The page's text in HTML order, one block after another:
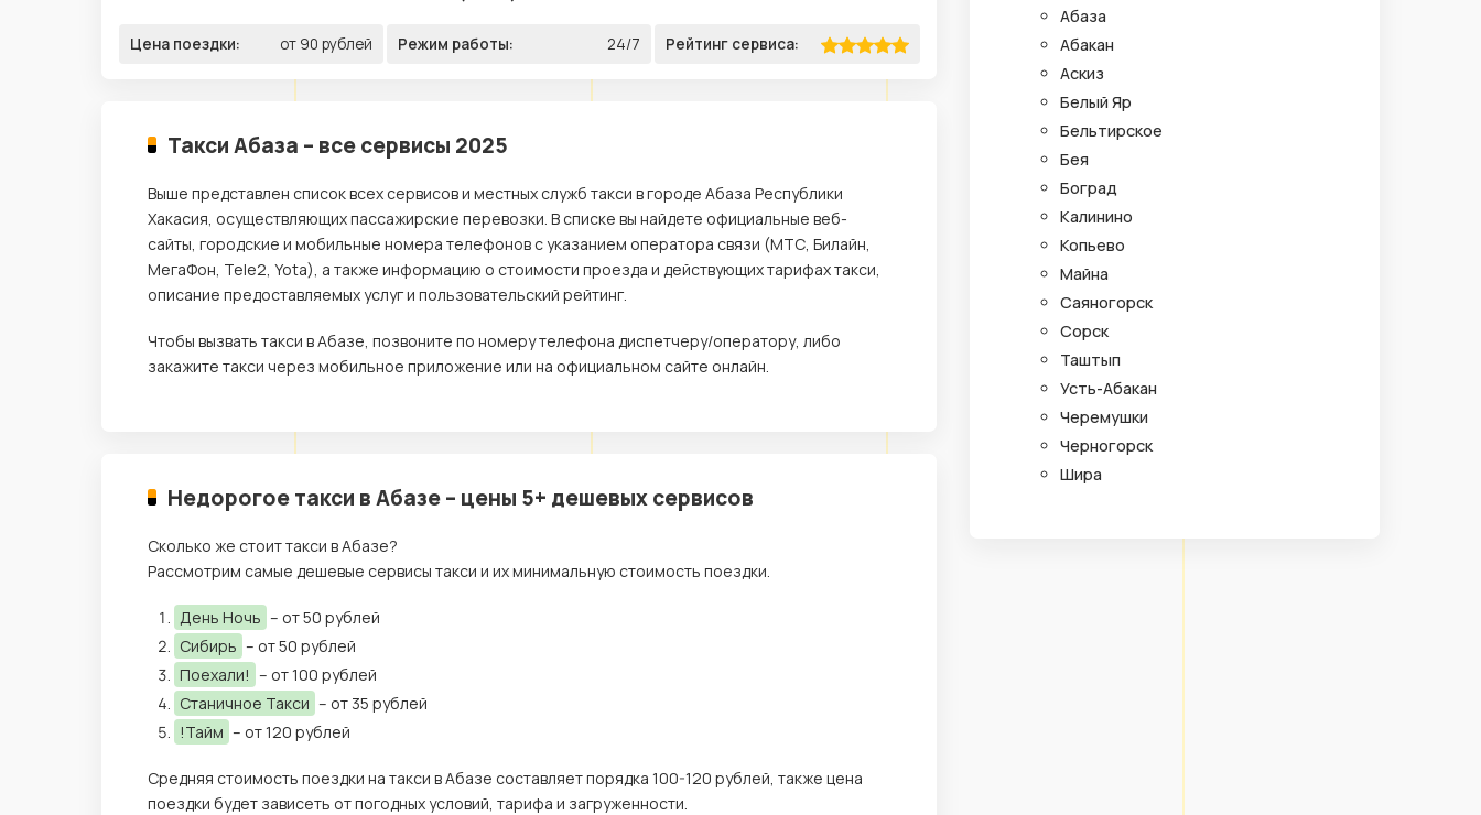
Цена поездки: от 90 рублей Режим работы: 24/7 Рейтинг сервиса:
Такси Абаза – все сервисы 2025
Выше представлен список всех сервисов и местных служб такси в городе Абаза Республики
Хакасия, осуществляющих пассажирские перевозки. В списке вы найдете официальные веб-
сайты, городские и мобильные номера телефонов с указанием оператора связи (МТС, Билайн,
МегаФон, Tele2, Yota), а также информацию о стоимости проезда и действующих тарифах такси,
описание предоставляемых услуг и пользовательский рейтинг.
Чтобы вызвать такси в Абазе, позвоните по номеру телефона диспетчеру/оператору, либо
закажите такси через мобильное приложение или на официальном сайте онлайн.
Недорогое такси в Абазе – цены 5+ дешевых сервисов
Сколько же стоит такси в Абазе?
Рассмотрим самые дешевые сервисы такси и их минимальную стоимость поездки.
День Ночь – от 50 рублей
Сибирь – от 50 рублей
Поехали! – от 100 рублей
Станичное Такси – от 35 рублей
!Тайм – от 120 рублей
Средняя стоимость поездки на такси в Абазе составляет порядка 100-120 рублей, также цена
поездки будет зависеть от погодных условий, тарифа и загруженности.
Абаза
Абакан
Аскиз
Белый Яр
Бельтирское
Бея
Боград
Калинино
Копьево
Майна
Саяногорск
Сорск
Таштып
Усть-Абакан
Черемушки
Черногорск
Шира